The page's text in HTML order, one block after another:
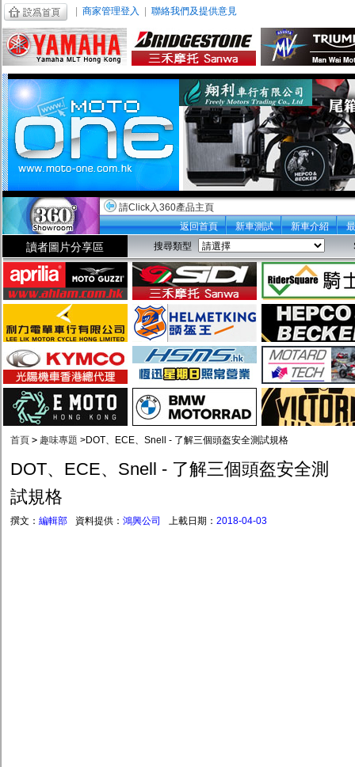
商家管理登入 聯絡我們及提供意見
請Click入360產品主頁
返回首頁
新車測試 新車介紹
讀者圖片分享區 搜尋類型
首頁 > 趣味專題 >DOT、ECE、Snell - 了解三個頭盔安全測試規格
DOT、ECE、Snell - 了解三個頭盔安全測
試規格
撰文： 編輯部 資料提供： 鴻興公司 上載日期： 2018-04-03